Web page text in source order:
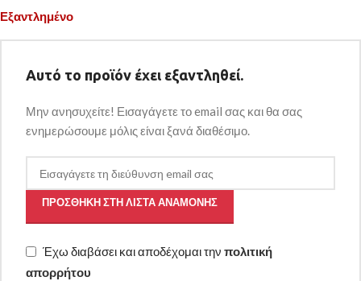
Εξαντλημένο
Αυτό το προϊόν έχει εξαντληθεί.
Μην ανησυχείτε! Εισαγάγετε το email σας και θα σας
ενημερώσουμε μόλις είναι ξανά διαθέσιμο.
ΠΡΟΣΘΉΚΗ ΣΤΗ ΛΊΣΤΑ ΑΝΑΜΟΝΉΣ
Έχω διαβάσει και αποδέχομαι την πολιτική
απορρήτου